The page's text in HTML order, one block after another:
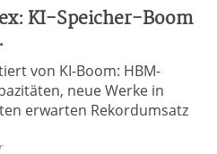
KI-Speicher-Boom
von KI-Boom: HBM-
neue Werke in
erwarten Rekordumsatz